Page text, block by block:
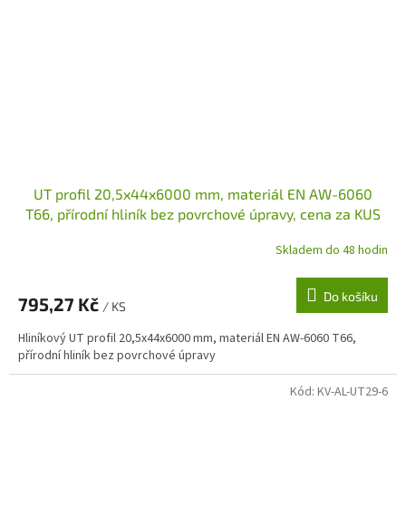
UT profil 20,5x44x6000 mm, materiál EN AW-6060
T66, přírodní hliník bez povrchové úpravy, cena za KUS
Skladem do 48 hodin
795,27 Kč / KS
Do košíku
Hliníkový UT profil 20,5x44x6000 mm, materiál EN AW-6060 T66,
přírodní hliník bez povrchové úpravy
Kód: KV-AL-UT29-6